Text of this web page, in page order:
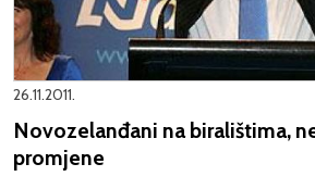
26.11.2011.
Novozelanđani na biralištima,
promjene